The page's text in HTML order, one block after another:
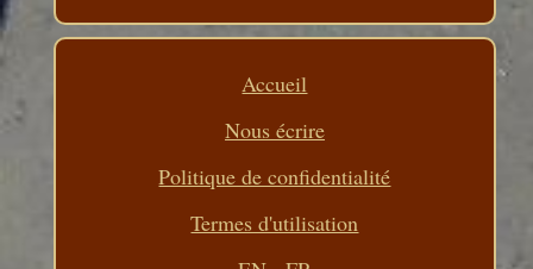
Accueil
Nous écrire
Politique de confidentialité
Termes d'utilisation